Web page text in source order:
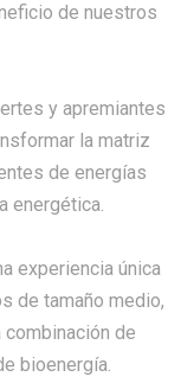
de nuestros
y apremiantes
la matriz
de energías
energética.
experiencia única
de tamaño medio,
de
bioenergía.